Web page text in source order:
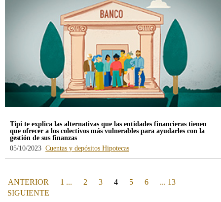
Tipi te explica las alternativas que las entidades financieras tienen
que ofrecer a los colectivos más vulnerables para ayudarles con la
gestión de sus finanzas
05/10/2023 Cuentas y depósitos- Hipotecas-
PÁGINA
ANTERIOR 1 ... 2 3 4 (actual)
5 6
... 13
PÁGINA
SIGUIENTE